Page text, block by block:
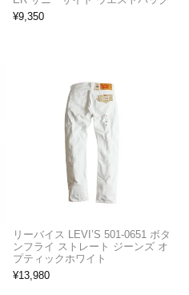
¥9,350
リーバイス LEVI’S 501-0651 ボタ
ンフライ ストレート ジーンズ オ
プティックホワイト
¥13,980